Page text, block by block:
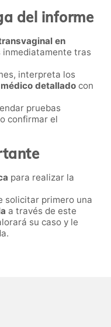
del informe
en
tras
interpreta los
detallado con
pruebas
confirmar el
para realizar la
solicitar primero una
a través de este
su caso y le